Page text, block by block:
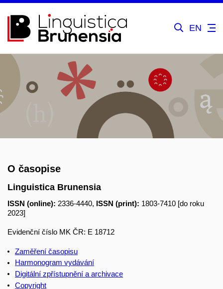
EN
O časopise
Linguistica Brunensia
ISSN (online): 2336-4440, ISSN (print): 1803-7410 [do roku
2023]
Evidenční číslo MK ČR: E 18712
Zaměření časopisu
Harmonogram vydávání
Digitální zpřístupnění a archivace
Copyright